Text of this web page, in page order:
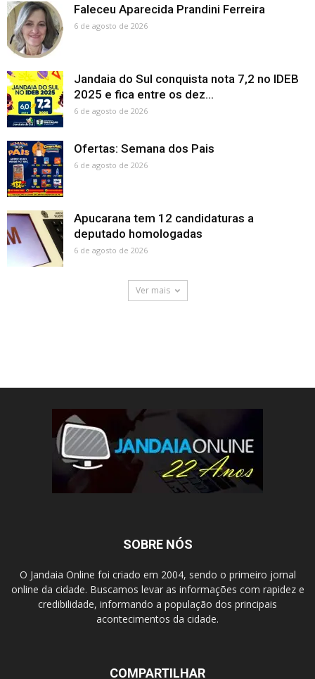
Faleceu Aparecida Prandini Ferreira
6 de agosto de 2026
Jandaia do Sul conquista nota 7,2 no IDEB
2025 e fica entre os dez...
6 de agosto de 2026
Ofertas: Semana dos Pais
6 de agosto de 2026
Apucarana tem 12 candidaturas a
deputado homologadas
6 de agosto de 2026
Ver mais
SOBRE NÓS
O Jandaia Online foi criado em 2004, sendo o primeiro jornal
online da cidade. Buscamos levar as informações com rapidez e
credibilidade, informando a população dos principais
acontecimentos da cidade.
COMPARTILHAR